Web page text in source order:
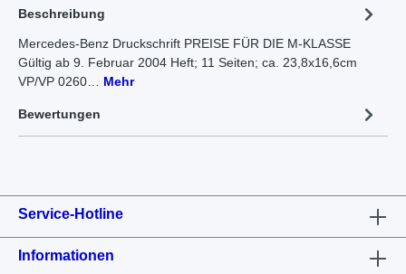
Beschreibung
Mercedes-Benz Druckschrift PREISE FÜR DIE M-KLASSE
Gültig ab 9. Februar 2004 Heft; 11 Seiten; ca. 23,8x16,6cm
VP/VP 0260… Mehr
Bewertungen
Service-Hotline
Informationen